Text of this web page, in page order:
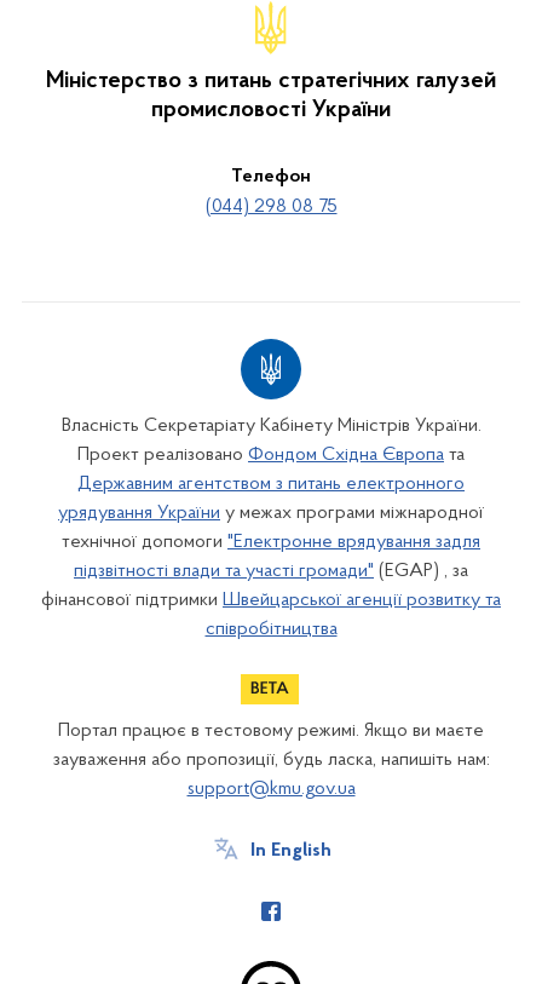
Міністерство з питань стратегічних галузей
промисловості України
Телефон
(044) 298 08 75
Власність Секретаріату Кабінету Міністрів України.
Проект реалізовано Фондом Східна Європа та
Державним агентством з питань електронного
урядування України у межах програми міжнародної
технічної допомоги "Електронне врядування задля
підзвітності влади та участі громади" (EGAP) , за
фінансової підтримки Швейцарської агенції розвитку та
співробітництва
Портал працює в тестовому режимі. Якщо ви маєте
зауваження або пропозиції, будь ласка, напишіть нам:
support@kmu.gov.ua
In English